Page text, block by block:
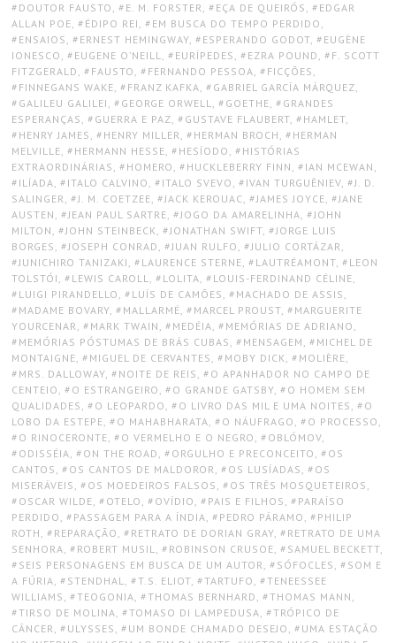
DOUTOR FAUSTO , E. M. FORSTER, EÇA DE QUEIRÓS , EDGAR
ALLAN POE, ÉDIPO REI , EM BUSCA DO TEMPO PERDIDO ,
ENSAIOS , ERNEST HEMINGWAY, ESPERANDO GODOT, EUGÈNE
IONESCO , EUGENE O’NEILL, EURÍPEDES , EZRA POUND , F. SCOTT
FITZGERALD , FAUSTO , FERNANDO PESSOA, FICÇÕES ,
FINNEGANS WAKE, FRANZ KAFKA, GABRIEL GARCÍA MÁRQUEZ,
GALILEU GALILEI , GEORGE ORWELL, GOETHE, GRANDES
ESPERANÇAS , GUERRA E PAZ, GUSTAVE FLAUBERT, HAMLET,
HENRY JAMES , HENRY MILLER, HERMAN BROCH , HERMAN
MELVILLE, HERMANN HESSE, HESÍODO , HISTÓRIAS
EXTRAORDINÁRIAS , HOMERO , HUCKLEBERRY FINN , IAN MCEWAN ,
ILÍADA, ITALO CALVINO , ITALO SVEVO , IVAN TURGUÊNIEV, J. D.
SALINGER, J. M. COETZEE, JACK KEROUAC, JAMES JOYCE, JANE
AUSTEN , JEAN PAUL SARTRE, JOGO DA AMARELINHA, JOHN
MILTON , JOHN STEINBECK, JONATHAN SWIFT, JORGE LUIS
BORGES , JOSEPH CONRAD , JUAN RULFO , JULIO CORTÁZAR,
JUNICHIRO TANIZAKI , LAURENCE STERNE, LAUTRÉAMONT, LEON
TOLSTÓI , LEWIS CAROLL, LOLITA, LOUIS-FERDINAND CÉLINE,
LUIGI PIRANDELLO , LUÍS DE CAMÕES , MACHADO DE ASSIS ,
MADAME BOVARY, MALLARMÉ, MARCEL PROUST, MARGUERITE
YOURCENAR, MARK TWAIN , MEDÉIA, MEMÓRIAS DE ADRIANO ,
MEMÓRIAS PÓSTUMAS DE BRÁS CUBAS , MENSAGEM , MICHEL DE
MONTAIGNE, MIGUEL DE CERVANTES , MOBY DICK, MOLIÈRE,
MRS. DALLOWAY, NOITE DE REIS , O APANHADOR NO CAMPO DE
CENTEIO , O ESTRANGEIRO , O GRANDE GATSBY, O HOMEM SEM
QUALIDADES , O LEOPARDO , O LIVRO DAS MIL E UMA NOITES , O
LOBO DA ESTEPE, O MAHABHARATA, O NÁUFRAGO , O PROCESSO ,
O RINOCERONTE, O VERMELHO E O NEGRO , OBLÓMOV,
ODISSÉIA, ON THE ROAD , ORGULHO E PRECONCEITO , OS
CANTOS , OS CANTOS DE MALDOROR, OS LUSÍADAS , OS
MISERÁVEIS , OS MOEDEIROS FALSOS , OS TRÊS MOSQUETEIROS ,
OSCAR WILDE, OTELO , OVÍDIO , PAIS E FILHOS , PARAÍSO
PERDIDO , PASSAGEM PARA A ÍNDIA, PEDRO PÁRAMO , PHILIP
ROTH , REPARAÇÃO , RETRATO DE DORIAN GRAY, RETRATO DE UMA
SENHORA, ROBERT MUSIL, ROBINSON CRUSOE, SAMUEL BECKETT,
SEIS PERSONAGENS EM BUSCA DE UM AUTOR, SÓFOCLES , SOM E
A FÚRIA, STENDHAL, T.S. ELIOT, TARTUFO , TENEESSEE
WILLIAMS , TEOGONIA, THOMAS BERNHARD , THOMAS MANN ,
TIRSO DE MOLINA, TOMASO DI LAMPEDUSA, TRÓPICO DE
CÂNCER, ULYSSES , UM BONDE CHAMADO DESEJO , UMA ESTAÇÃO